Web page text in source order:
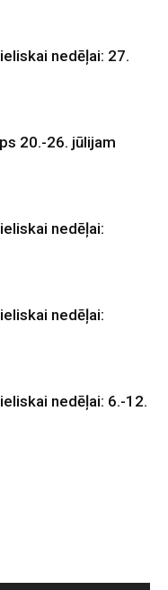
nedēļai: 27.
20.-26. jūlijam
nedēļai:
nedēļai:
nedēļai: 6.-12.